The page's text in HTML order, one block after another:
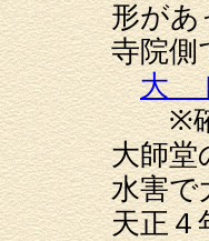
形があ
寺院側
大
※確か
大師堂
水害で
天正４